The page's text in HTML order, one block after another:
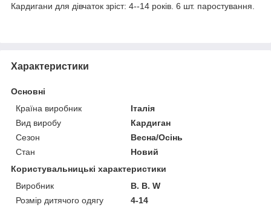
Кардигани для дівчаток зріст: 4--14 років. 6 шт. паростування.
Характеристики
Основні
Країна виробник
Італія
Вид виробу
Кардиган
Сезон
Весна/Осінь
Стан
Новий
Користувальницькі характеристики
Виробник
B. B. W
Розмір дитячого одягу
4-14